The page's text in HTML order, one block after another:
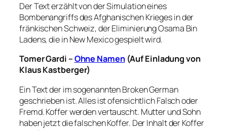
Der Text erzählt von der Simulation eines
Bombenangriffs des Afghanischen Krieges in der
fränkischen Schweiz, der Eliminierung Osama Bin
Ladens, die in New Mexico gespielt wird.
Tomer Gardi –Ohne Namen(Auf Einladung von
Klaus Kastberger)
Ein Text der im sogenannten Broken German
geschrieben ist. Alles ist ofensichtlich Falsch oder
Fremd. Koffer werden vertauscht. Mutter und Sohn
haben jetzt die falschen Koffer. Der Inhalt der Koffer